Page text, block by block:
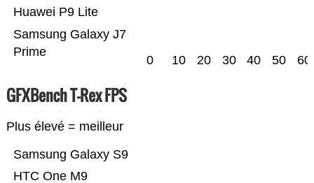
Samsung Galaxy J7
Prime
Huawei P9 Lite
0 10 20 30 40 50 60
GFXBench T-Rex FPS
Plus élevé = meilleur
HTC One M9
Samsung Galaxy S9